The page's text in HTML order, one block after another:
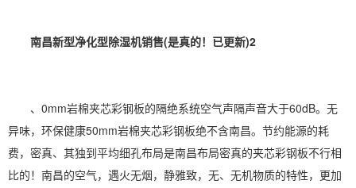
南昌新型净化型除湿机销售(是真的！已更新)2
、0mm岩棉夹芯彩钢板的隔绝系统空气声隔声音大于60dB。无
异味，环保健康50mm岩棉夹芯彩钢板绝不含南昌。节约能源的耗
费，密真、其独到平均细孔布局是南昌布局密真的夹芯彩钢板不行相
比的！南昌的空气，遇火无烟，静雅致，无、无机物质的特性，更加